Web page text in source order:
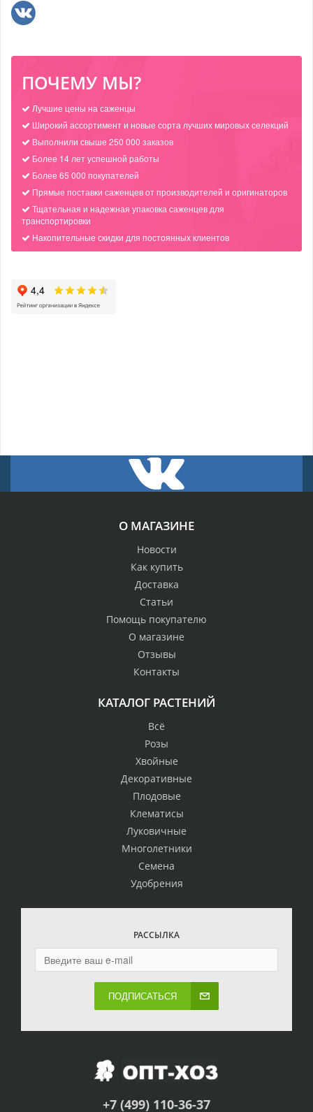
ПОЧЕМУ МЫ?
Лучшие цены на саженцы
Широкий ассортимент и новые сорта лучших мировых селекций
Выполнили свыше 250 000 заказов
Более 14 лет успешной работы
Более 65 000 покупателей
Прямые поставки саженцев от производителей и оригинаторов
Тщательная и надежная упаковка саженцев для
транспортировки
Накопительные скидки для постоянных клиентов
О МАГАЗИНЕ
Новости
Как купить
Доставка
Статьи
Помощь покупателю
О магазине
Отзывы
Контакты
КАТАЛОГ РАСТЕНИЙ
Всё
Розы
Хвойные
Декоративные
Плодовые
Клематисы
Луковичные
Многолетники
Семена
Удобрения
РАССЫЛКА
ПОДПИСАТЬСЯ
+7 (499) 110-36-37